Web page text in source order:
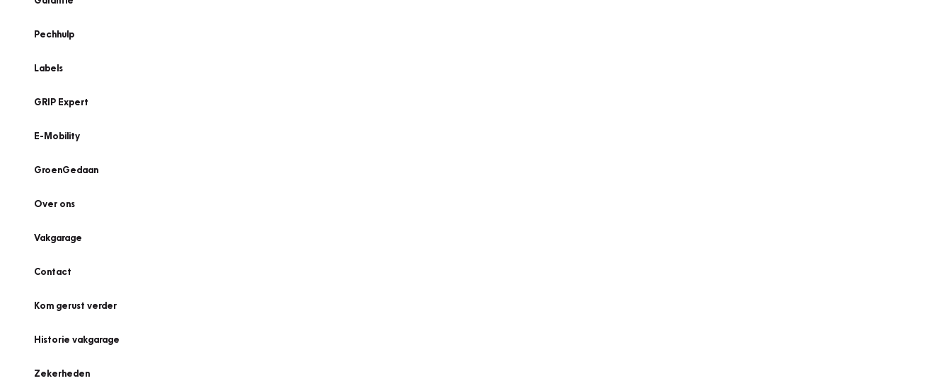
Pechhulp
Labels
GRIP Expert
E-Mobility
GroenGedaan
Over ons
Vakgarage
Contact
Kom gerust verder
Historie vakgarage
Zekerheden